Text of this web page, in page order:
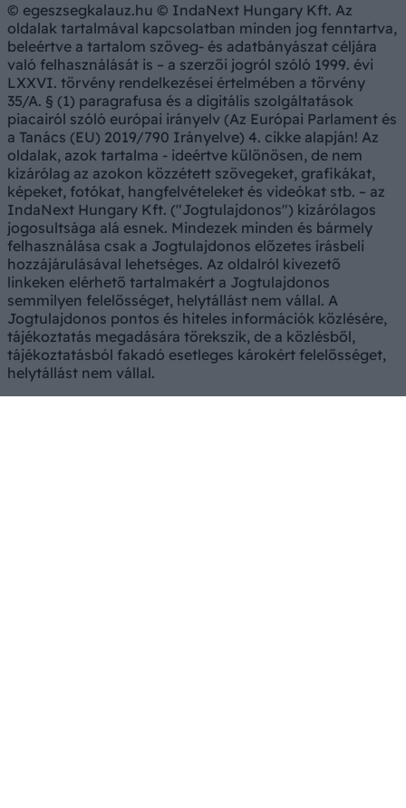
© egeszsegkalauz.hu © IndaNext Hungary Kft. Az
oldalak tartalmával kapcsolatban minden jog fenntartva,
beleértve a tartalom szöveg- és adatbányászat céljára
való felhasználását is – a szerzői jogról szóló 1999. évi
LXXVI. törvény rendelkezései értelmében a törvény
35/A. § (1) paragrafusa és a digitális szolgáltatások
piacairól szóló európai irányelv (Az Európai Parlament és
a Tanács (EU) 2019/790 Irányelve) 4. cikke alapján! Az
oldalak, azok tartalma - ideértve különösen, de nem
kizárólag az azokon közzétett szövegeket, grafikákat,
képeket, fotókat, hangfelvételeket és videókat stb. – az
IndaNext Hungary Kft. ("Jogtulajdonos") kizárólagos
jogosultsága alá esnek. Mindezek minden és bármely
felhasználása csak a Jogtulajdonos előzetes írásbeli
hozzájárulásával lehetséges. Az oldalról kivezető
linkeken elérhető tartalmakért a Jogtulajdonos
semmilyen felelősséget, helytállást nem vállal. A
Jogtulajdonos pontos és hiteles információk közlésére,
tájékoztatás megadására törekszik, de a közlésből,
tájékoztatásból fakadó esetleges károkért felelősséget,
helytállást nem vállal.